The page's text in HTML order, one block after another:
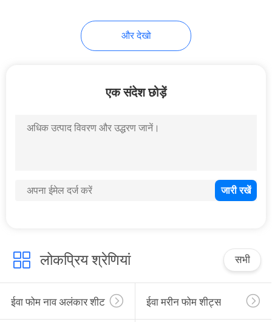
ईवा फोम मैट
4
और देखो
एक संदेश छोड़ें
लोकप्रिय श्रेणियां सभी
ईवा फोम नाव अलंकार शीट ईवा मरीन फोम शीट्स